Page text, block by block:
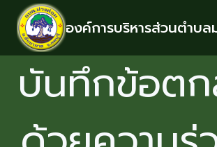
องค์การบริหารส่วนตำบ
บันทึกข้อตก